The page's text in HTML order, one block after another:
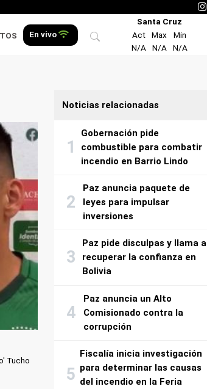
En vivo
Santa Cruz
Act
Max
Min
N/A
N/A N/A
Tucho
Noticias relacionadas
Gobernación pide
combustible para combatir
incendio en Barrio Lindo
Paz anuncia paquete de
leyes para impulsar
inversiones
Paz pide disculpas y llama a
recuperar la confianza en
Bolivia
Paz anuncia un Alto
Comisionado contra la
corrupción
Fiscalía inicia investigación
para determinar las causas
del incendio en la Feria